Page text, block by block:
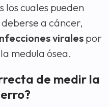
los cuales pueden
a cáncer,
virales por
medula ósea.
de medir la